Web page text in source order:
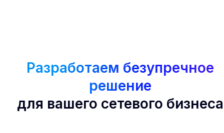
Разработаем безупречное
решение
для вашего сетевого бизнеса